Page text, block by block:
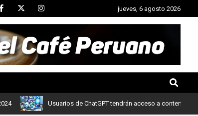
jueves, 6 agosto 2026
Usuarios de ChatGPT tendrán acceso a contenidos de